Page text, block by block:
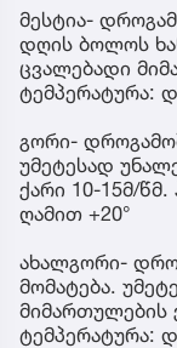
მესტია-
დღის ბოლოს
ცვალებადი
ტემპერატურა:
გორი-
უმეტესად
ქარი 10-15მ/
ღამით +20°
ახალგორი-
მომატება.
მიმართულების
ტემპერატურა: